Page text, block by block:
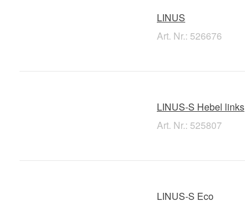
LINUS
Art. Nr.: 526676
LINUS-S Hebel links
Art. Nr.: 525807
LINUS-S Eco